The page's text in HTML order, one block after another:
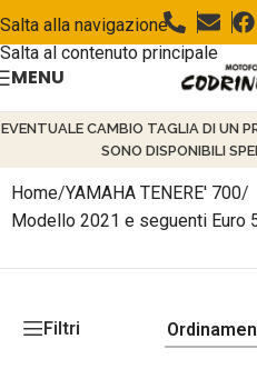
Salta alla navigazione
Salta al contenuto principale
MENU
EVENTUALE CAMBIO TAGLIA DI UN
SONO DISPONIBILI
Home/YAMAHA TENERE' 700/
Modello 2021 e seguenti Euro
Filtri